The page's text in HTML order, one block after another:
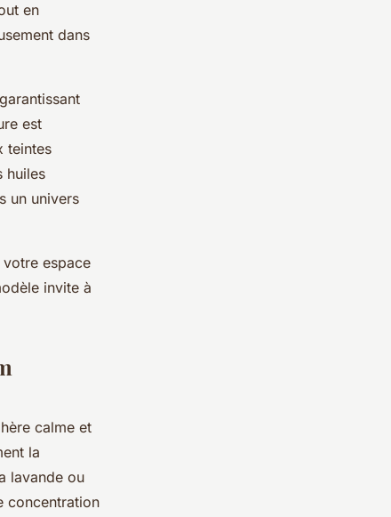
en
dans
est
teintes
huiles
un univers
espace
invite à
calme et
la
lavande ou
concentration